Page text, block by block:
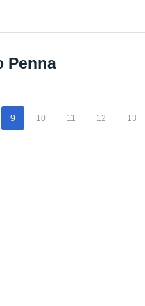
Penna
9 10 11 12 13